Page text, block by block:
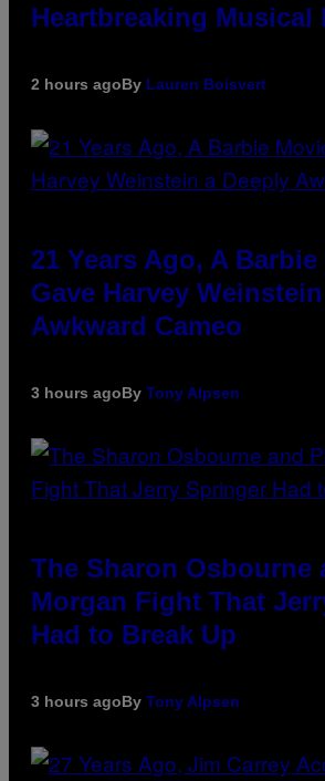
Heartbreaking Musical
2 hours agoBy Lauren Boisvert
21 Years Ago, A
Gave Harvey
Awkward Cameo
3 hours agoBy Tony Alpsen
The Sharon Osbourne
Morgan Fight That
Had to Break Up
3 hours agoBy Tony Alpsen